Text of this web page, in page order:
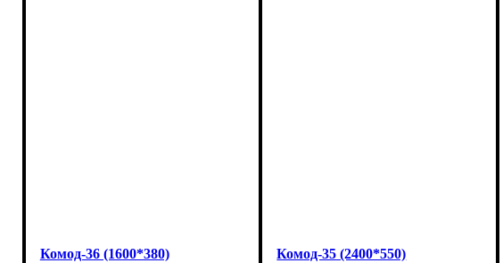
Комод-36 (1600*380) Комод-35 (2400*550)